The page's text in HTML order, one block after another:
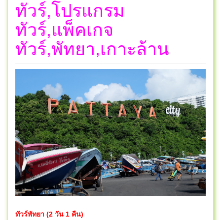
ทัวร์,โปรแกรม
ทัวร์,แพ็คเกจ
ทัวร์,พัทยา,เกาะล้าน
ทัวร์พัทยา (2 วัน 1 คืน)